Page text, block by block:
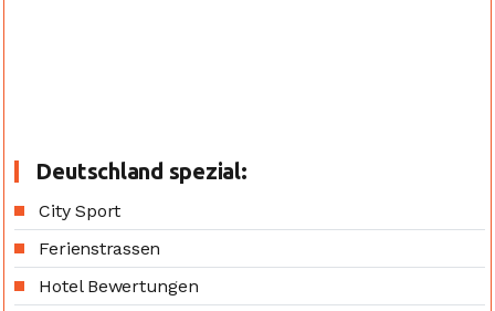
Deutschland spezial:
City Sport
Ferienstrassen
Hotel Bewertungen